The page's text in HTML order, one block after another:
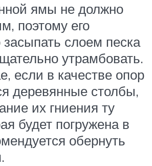
ямы не должно
поэтому его
слоем песка
утрамбовать.
если в качестве опор
деревянные столбы,
их гниения ту
будет погружена в
обернуть